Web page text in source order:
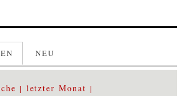
NEU
letzter Monat